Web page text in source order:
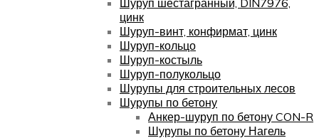
цинк
Шуруп-винт, конфирмат, цинк
Шуруп-кольцо
Шуруп-костыль
Шуруп-полукольцо
Шурупы для строительных лесов
Шурупы по бетону
Анкер-шуруп по бетону CON-R
Шурупы по бетону Нагель